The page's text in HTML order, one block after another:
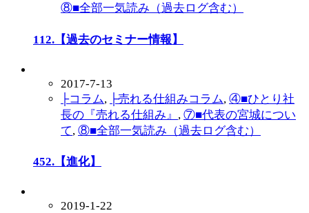
⑧■全部一気読み（過去ログ含む）
112.【過去のセミナー情報】
2017-7-13
├コラム, ├売れる仕組みコラム, ④■ひとり社
長の『売れる仕組み』 , ⑦■代表の宮城につい
て, ⑧■全部一気読み（過去ログ含む）
452.【進化】
2019-1-22